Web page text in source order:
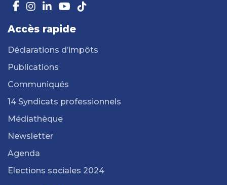
Accès rapide
Déclarations d’impôts
Publications
Communiqués
14 Syndicats professionnels
Médiathèque
Newsletter
Agenda
Elections sociales 2024